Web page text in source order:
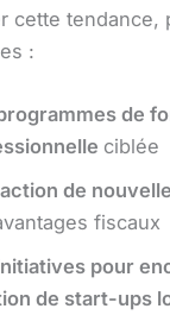
cette tendance,
:
de
ciblée
de
fiscaux
pour
de start-ups